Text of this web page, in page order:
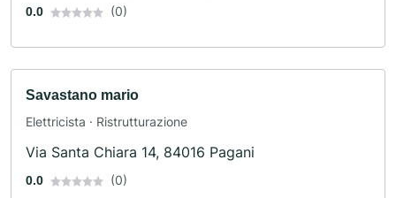
0.0 (0)
Savastano mario
Elettricista · Ristrutturazione
Via Santa Chiara 14, 84016 Pagani
0.0 (0)